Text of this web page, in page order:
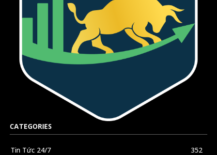
CATEGORIES
Tin Tức 24/7
352